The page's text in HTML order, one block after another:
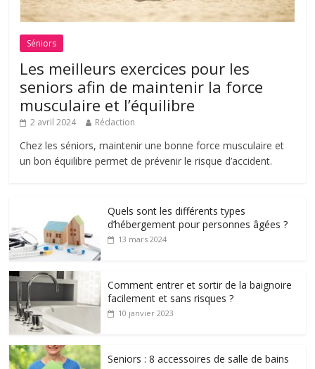
Séniors
Les meilleurs exercices pour les
seniors afin de maintenir la force
musculaire et l’équilibre
2 avril 2024 Rédaction
Chez les séniors, maintenir une bonne force musculaire et
un bon équilibre permet de prévenir le risque d’accident.
Quels sont les différents types
d’hébergement pour personnes âgées ?
13 mars 2024
Comment entrer et sortir de la baignoire
facilement et sans risques ?
10 janvier 2023
Seniors : 8 accessoires de salle de bains